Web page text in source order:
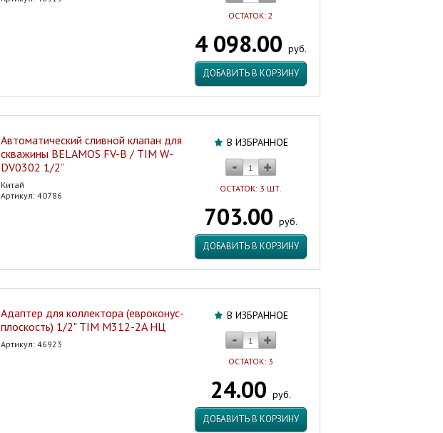
ОСТАТОК: 2
4 098.00 руб.
ДОБАВИТЬ В КОРЗИНУ
В ИЗБРАННОЕ
ОСТАТОК: 3 ШТ.
703.00 руб.
ДОБАВИТЬ В КОРЗИНУ
Автоматический сливной клапан для
скважины BELAMOS FV-B / TIM W-
DV0302 1/2”
Китай
Артикул: 40786
В ИЗБРАННОЕ
ОСТАТОК: 3
24.00 руб.
ДОБАВИТЬ В КОРЗИНУ
Адаптер для коллектора (евроконус-
плоскость) 1/2" TIM M312-2A НЦ
Артикул: 46923